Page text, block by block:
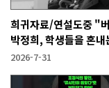
희귀자료/연설도중 "
박정희, 학생들을 혼내
2026-7-31